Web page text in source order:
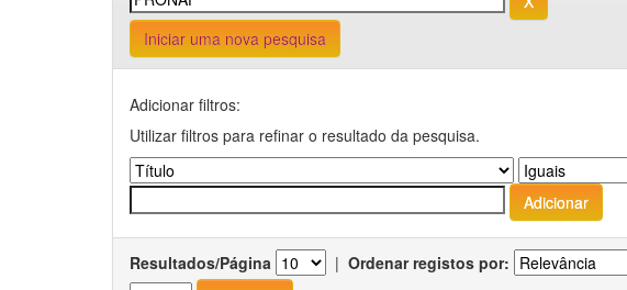
Iniciar uma nova pesquisa
Adicionar filtros:
Utilizar filtros para refinar o resultado da pesquisa.
Resultados/Página | Ordenar registos por: